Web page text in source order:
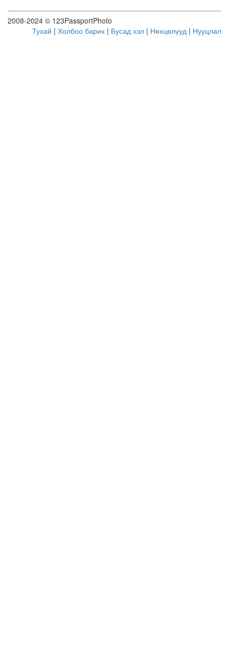
2008-2024 © 123PassportPhoto
Тухай | Холбоо барих | Бусад хэл | Нөхцөлүүд | Нууцлал